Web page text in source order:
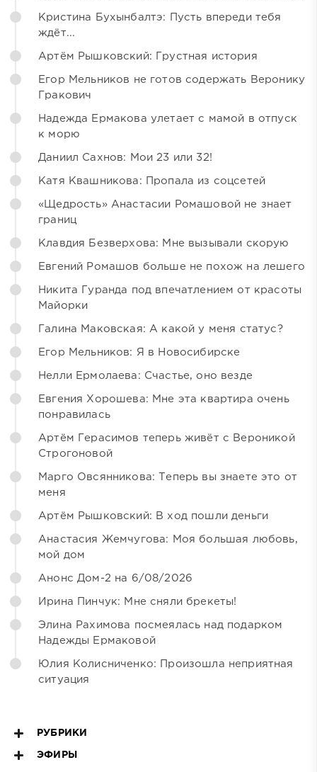
Кристина Бухынбалтэ: Пусть впереди тебя
ждёт...
Артём Рышковский: Грустная история
Егор Мельников не готов содержать Веронику
Гракович
Надежда Ермакова улетает с мамой в отпуск
к морю
Даниил Сахнов: Мои 23 или 32!
Катя Квашникова: Пропала из соцсетей
«Щедрость» Анастасии Ромашовой не знает
границ
Клавдия Безверхова: Мне вызывали скорую
Евгений Ромашов больше не похож на лешего
Никита Гуранда под впечатлением от красоты
Майорки
Галина Маковская: А какой у меня статус?
Егор Мельников: Я в Новосибирске
Нелли Ермолаева: Счастье, оно везде
Евгения Хорошева: Мне эта квартира очень
понравилась
Артём Герасимов теперь живёт с Вероникой
Строгоновой
Марго Овсянникова: Теперь вы знаете это от
меня
Артём Рышковский: В ход пошли деньги
Анастасия Жемчугова: Моя большая любовь,
мой дом
Анонс Дом-2 на 6/08/2026
Ирина Пинчук: Мне сняли брекеты!
Элина Рахимова посмеялась над подарком
Надежды Ермаковой
Юлия Колисниченко: Произошла неприятная
ситуация
РУБРИКИ
ЭФИРЫ